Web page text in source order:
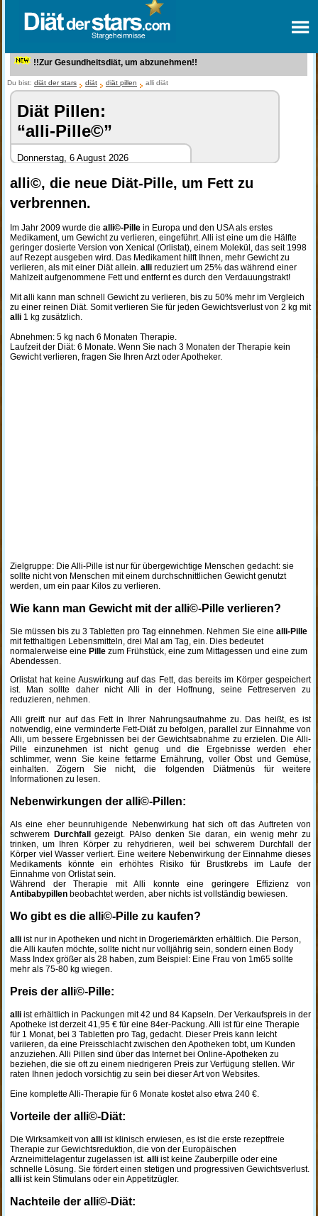
!!Zur Gesundheitsdiät, um abzunehmen!!
Du bist: diät der stars diät diät pillen alli diät
Diät Pillen:
“alli-Pille©”
Donnerstag, 6 August 2026
alli©, die neue Diät-Pille, um Fett zu
verbrennen.
Im Jahr 2009 wurde die alli©-Pillein Europa und den USA als erstes
Medikament, um Gewicht zu verlieren, eingeführt. Alli ist eine um die Hälfte
geringer dosierte Version von Xenical (Orlistat), einem Molekül, das seit 1998
auf Rezept ausgeben wird. Das Medikament hilft Ihnen, mehr Gewicht zu
verlieren, als mit einer Diät allein. allireduziert um 25% das während einer
Mahlzeit aufgenommene Fett und entfernt es durch den Verdauungstrakt!
Mit alli kann man schnell Gewicht zu verlieren, bis zu 50% mehr im Vergleich
zu einer reinen Diät. Somit verlieren Sie für jeden Gewichtsverlust von 2 kg mit
alli1 kg zusätzlich.
Abnehmen: 5 kg nach 6 Monaten Therapie.
Laufzeit der Diät: 6 Monate. Wenn Sie nach 3 Monaten der Therapie kein
Gewicht verlieren, fragen Sie Ihren Arzt oder Apotheker.
Zielgruppe: Die Alli-Pille ist nur für übergewichtige Menschen gedacht: sie
sollte nicht von Menschen mit einem durchschnittlichen Gewicht genutzt
werden, um ein paar Kilos zu verlieren.
Wie kann man Gewicht mit der alli©-Pille verlieren?
Sie müssen bis zu 3 Tabletten pro Tag einnehmen. Nehmen Sie eine alli-Pille
mit fetthaltigen Lebensmitteln, drei Mal am Tag, ein. Dies bedeutet
normalerweise eine Pillezum Frühstück, eine zum Mittagessen und eine zum
Abendessen.
Orlistat hat keine Auswirkung auf das Fett, das bereits im Körper gespeichert
ist. Man sollte daher nicht Alli in der Hoffnung, seine Fettreserven zu
reduzieren, nehmen.
Alli greift nur auf das Fett in Ihrer Nahrungsaufnahme zu. Das heißt, es ist
notwendig, eine verminderte Fett-Diät zu befolgen, parallel zur Einnahme von
Alli, um bessere Ergebnissen bei der Gewichtsabnahme zu erzielen. Die Alli-
Pille einzunehmen ist nicht genug und die Ergebnisse werden eher
schlimmer, wenn Sie keine fettarme Ernährung, voller Obst und Gemüse,
einhalten. Zögern Sie nicht, die folgenden Diätmenüs für weitere
Informationen zu lesen.
Nebenwirkungen der alli©-Pillen:
Als eine eher beunruhigende Nebenwirkung hat sich oft das Auftreten von
schwerem Durchfall
gezeigt. PAlso denken Sie daran, ein wenig mehr zu
trinken, um Ihren Körper zu rehydrieren, weil bei schwerem Durchfall der
Körper viel Wasser verliert. Eine weitere Nebenwirkung der Einnahme dieses
Medikaments könnte ein erhöhtes Risiko für Brustkrebs im Laufe der
Einnahme von Orlistat sein.
Während der Therapie mit Alli konnte eine geringere Effizienz von
Antibabypillenbeobachtet werden, aber nichts ist vollständig bewiesen.
Wo gibt es die alli©-Pille zu kaufen?
alliist nur in Apotheken und nicht in Drogeriemärkten erhältlich. Die Person,
die Alli kaufen möchte, sollte nicht nur volljährig sein, sondern einen Body
Mass Index größer als 28 haben, zum Beispiel: Eine Frau von 1m65 sollte
mehr als 75-80 kg wiegen.
Preis der alli©-Pille:
alliist erhältlich in Packungen mit 42 und 84 Kapseln. Der Verkaufspreis in der
Apotheke ist derzeit 41,95 € für eine 84er-Packung. Alli ist für eine Therapie
für 1 Monat, bei 3 Tabletten pro Tag, gedacht. Dieser Preis kann leicht
variieren, da eine Preisschlacht zwischen den Apotheken tobt, um Kunden
anzuziehen. Alli Pillen sind über das Internet bei Online-Apotheken zu
beziehen, die sie oft zu einem niedrigeren Preis zur Verfügung stellen. Wir
raten Ihnen jedoch vorsichtig zu sein bei dieser Art von Websites.
Eine komplette Alli-Therapie für 6 Monate kostet also etwa 240 €.
Vorteile der alli©-Diät:
Die Wirksamkeit von alliist klinisch erwiesen, es ist die erste rezeptfreie
Therapie zur Gewichtsreduktion, die von der Europäischen
Arzneimittelagentur zugelassen ist. alliist keine Zauberpille oder eine
schnelle Lösung. Sie fördert einen stetigen und progressiven Gewichtsverlust.
alliist kein Stimulans oder ein Appetitzügler.
Nachteile der alli©-Diät: